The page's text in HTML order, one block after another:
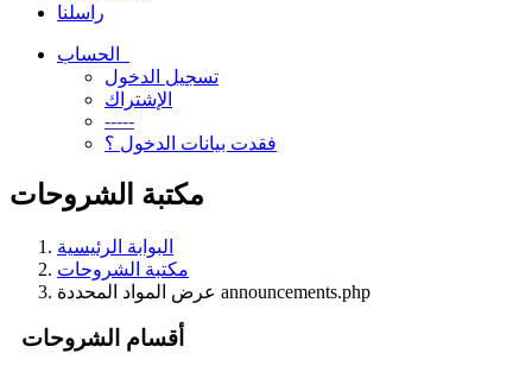
راسلنا
تسجيل الدخول
الإشتراك
-----
فقدت بيانات الدخول ؟
مكتبة الشروحات
البوابة الرئيسية
مكتبة الشروحات
عرض المواد المحددة announcements.php
أقسام الشروحات